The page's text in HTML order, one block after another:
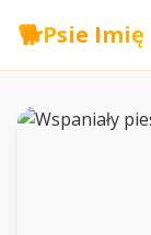
🐕Psie Imię